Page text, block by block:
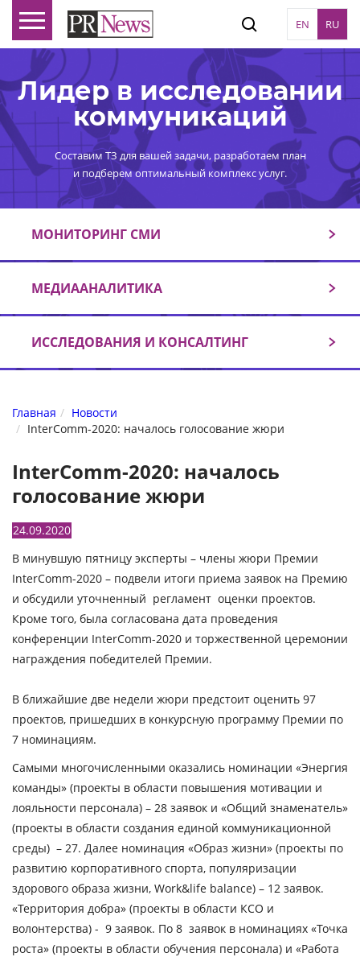
EN RU
Лидер в исследовании
коммуникаций
Составим ТЗ для вашей задачи, разработаем план
и подберем оптимальный комплекс услуг.
МОНИТОРИНГ СМИ
МЕДИААНАЛИТИКА
ИССЛЕДОВАНИЯ И КОНСАЛТИНГ
Главная
Новости
InterComm-2020: началось голосование жюри
InterComm-2020: началось
голосование жюри
24.09.2020
В минувшую пятницу эксперты – члены жюри Премии
InterComm-2020 – подвели итоги приема заявок на Премию
и обсудили уточненный регламент оценки проектов.
Кроме того, была согласована дата проведения
конференции InterComm-2020 и торжественной церемонии
награждения победителей Премии.
В ближайшие две недели жюри предстоит оценить 97
проектов, пришедших в конкурсную программу Премии по
7 номинациям.
Самыми многочисленными оказались номинации «Энергия
команды» (проекты в области повышения мотивации и
лояльности персонала) – 28 заявок и «Общий знаменатель»
(проекты в области создания единой коммуникационной
среды) – 27. Далее номинация «Образ жизни» (проекты по
развитию корпоративного спорта, популяризации
здорового образа жизни, Work&life balance) – 12 заявок.
«Территория добра» (проекты в области КСО и
волонтерства) - 9 заявок. По 8 заявок в номинациях «Точка
роста» (проекты в области обучения персонала) и «Работа